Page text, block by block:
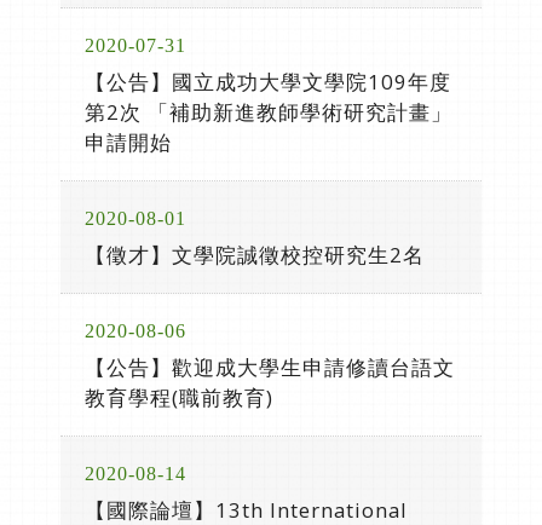
2020-07-31
【公告】國立成功大學文學院109年度
第2次 「補助新進教師學術研究計畫」
申請開始
2020-08-01
【徵才】文學院誠徵校控研究生2名
2020-08-06
【公告】歡迎成大學生申請修讀台語文
教育學程(職前教育)
2020-08-14
【國際論壇】13th International